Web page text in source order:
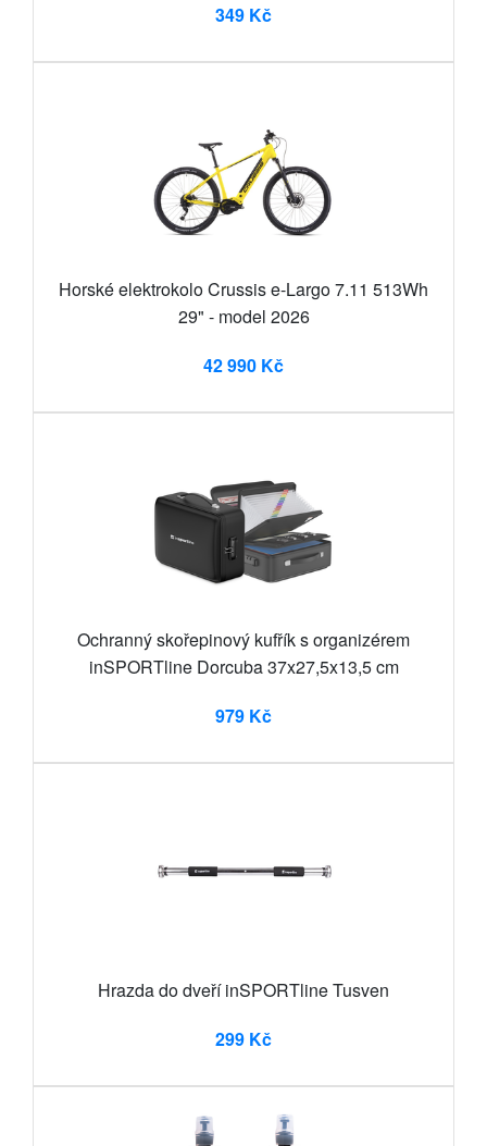
349 Kč
Horské elektrokolo Crussis e-Largo 7.11 513Wh
29" - model 2026
42 990 Kč
Ochranný skořepinový kufřík s organizérem
inSPORTline Dorcuba 37x27,5x13,5 cm
979 Kč
Hrazda do dveří inSPORTline Tusven
299 Kč